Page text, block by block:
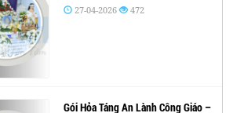
27-04-2026 472
Gói Hỏa Táng An Lành Công Giáo –